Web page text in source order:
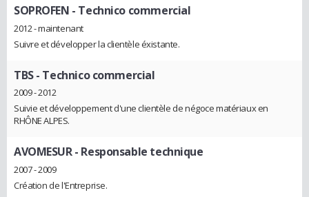
SOPROFEN - Technico commercial
2012 - maintenant
Suivre et développer la clientèle éxistante.
TBS- Technico commercial
2009 - 2012
Suivie et développement d'une clientèle de négoce matériaux en
RHÔNE ALPES.
AVOMESUR- Responsable technique
2007 - 2009
Création de l'Entreprise.